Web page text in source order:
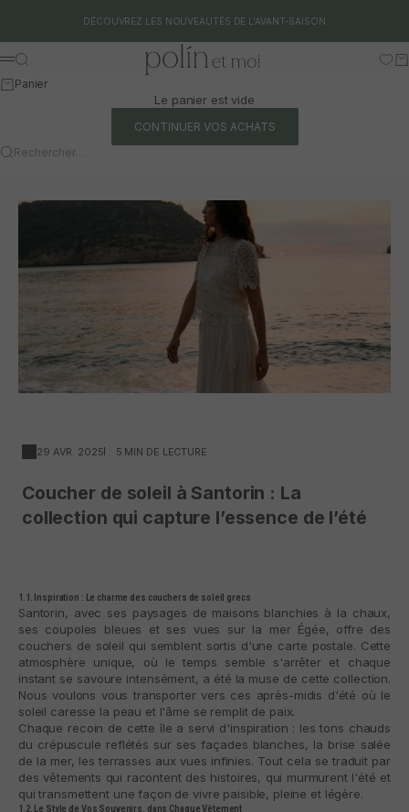
DÉCOUVREZ LES NOUVEAUTÉS DE L'AVANT-SAISON
Polín et moi
Menu
Rechercher
Panier
Le panier est vide
CONTINUER VOS ACHATS
Rechercher…
29 AVR. 2025 5 MIN DE LECTURE
Coucher de soleil à Santorin : La
collection qui capture l’essence de l’été
1.1. Inspiration : Le charme des couchers de soleil grecs
Santorin, avec ses paysages de maisons blanchies à la chaux,
ses coupoles bleues et ses vues sur la mer Égée, offre des
couchers de soleil qui semblent sortis d'une carte postale. Cette
atmosphère unique, où le temps semble s'arrêter et chaque
instant se savoure intensément, a été la muse de cette collection.
Nous voulons vous transporter vers ces après-midis d'été où le
soleil caresse la peau et l'âme se remplit de paix.
Chaque recoin de cette île a servi d'inspiration : les tons chauds
du crépuscule reflétés sur ses façades blanches, la brise salée
de la mer, les terrasses aux vues infinies. Tout cela se traduit par
des vêtements qui racontent des histoires, qui murmurent l'été et
qui transmettent une façon de vivre paisible, pleine et légère.
1.2. Le Style de Vos Souvenirs, dans Chaque Vêtement